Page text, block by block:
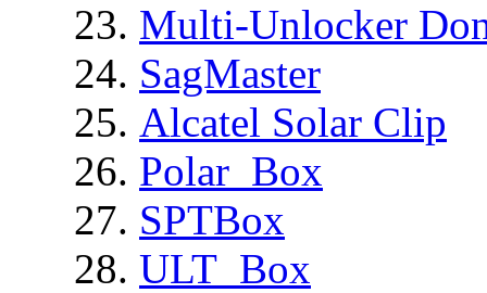
Multi-Unlocker
SagMaster
Alcatel Solar Clip
Polar_Box
SPTBox
ULT_Box